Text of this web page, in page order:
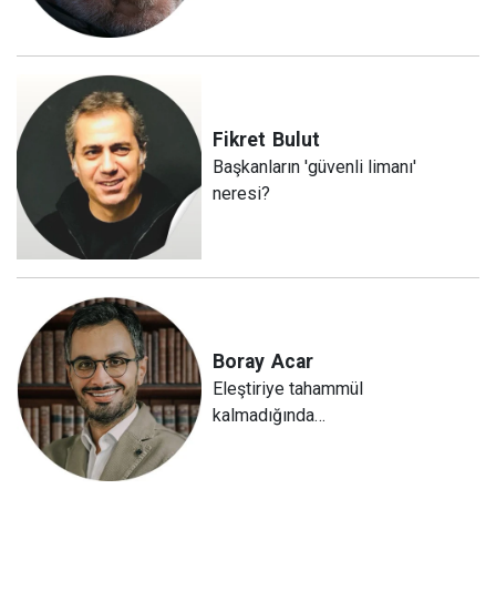
Fikret Bulut
Başkanların 'güvenli limanı'
neresi?
Boray Acar
Eleştiriye tahammül
kalmadığında…